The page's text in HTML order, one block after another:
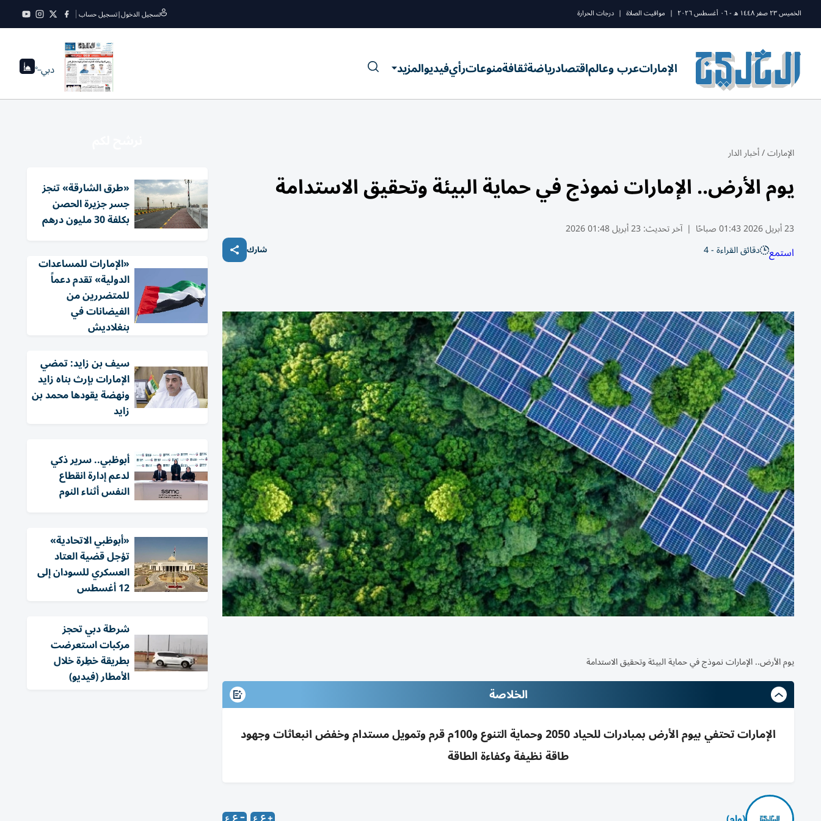
الخميس ٢٣ صفر ١٤٤٨ ه - ٠٦ أغسطس ٢٠٢٦ | مواقيت الصلاة | درجات الحرارة تسجيل الدخول|تسجيل حساب
الإماراتعرب وعالماقتصادرياضةثقافةمنوعاترأيفيديوالمزيد دبي--°
الإمارات/أخبار الدار
يوم الأرض.. الإمارات نموذج في حماية البيئة وتحقيق الاستدامة
23 أبريل 2026 01:43 صباحًا | آخر تحديث: 23 أبريل 01:48 2026
استمع دقائق القراءة - 4 شارك
يوم الأرض.. الإمارات نموذج في حماية البيئة وتحقيق الاستدامة
الخلاصة
الإمارات تحتفي بيوم الأرض بمبادرات للحياد 2050 وحماية التنوع و100م قرم وتمويل مستدام وخفض انبعاثات وجهود
طاقة نظيفة وكفاءة الطاقة
«طرق الشارقة» تنجز
جسر جزيرة الحصن
بكلفة 30 مليون درهم
«الإمارات للمساعدات
الدولية» تقدم دعماً
للمتضررين من
الفيضانات في
بنغلاديش
سيف بن زايد: تمضي
الإمارات بإرث بناه زايد
ونهضة يقودها محمد بن
زايد
أبوظبي.. سرير ذكي
لدعم إدارة انقطاع
النفس أثناء النوم
«أبوظبي الاتحادية»
تؤجل قضية العتاد
العسكري للسودان إلى
12 أغسطس
شرطة دبي تحجز
مركبات استعرضت
بطريقة خطِرة خلال
الأمطار (فيديو)